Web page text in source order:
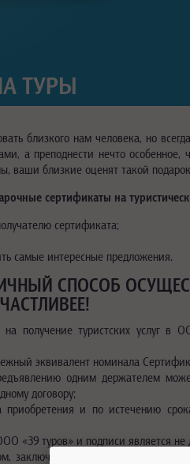
ТУРЫ
близкого нам человека, но
а преподнести нечто
ваши близкие оценят такой
сертификаты на
сертификата;
самые интересные предложения.
СПОСОБ
получение туристских услуг в
эквивалент номинала
одним держателем
договору;
и по истечению
«39 туров» и подписи является не
заключается договор и